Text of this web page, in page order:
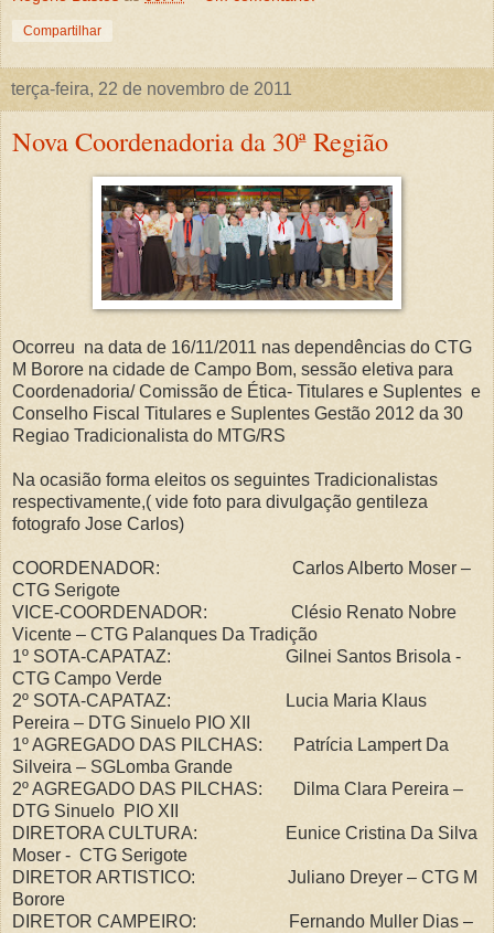
Compartilhar
terça-feira, 22 de novembro de 2011
Nova Coordenadoria da 30ª Região
Ocorreu na data de 16/11/2011 nas dependências do CTG
M Borore na cidade de Campo Bom, sessão eletiva para
Coordenadoria/ Comissão de Ética- Titulares e Suplentes e
Conselho Fiscal Titulares e Suplentes Gestão 2012 da 30
Regiao Tradicionalista do MTG/RS
Na ocasião forma eleitos os seguintes Tradicionalistas
respectivamente,( vide foto para divulgação gentileza
fotografo Jose Carlos)
COORDENADOR: Carlos Alberto Moser –
CTG Serigote
VICE-COORDENADOR: Clésio Renato Nobre
Vicente – CTG Palanques Da Tradição
1º SOTA-CAPATAZ: Gilnei Santos Brisola -
CTG Campo Verde
2º SOTA-CAPATAZ: Lucia Maria Klaus
Pereira – DTG Sinuelo PIO XII
1º AGREGADO DAS PILCHAS: Patrícia Lampert Da
Silveira – SGLomba Grande
2º AGREGADO DAS PILCHAS: Dilma Clara Pereira –
DTG Sinuelo PIO XII
DIRETORA CULTURA: Eunice Cristina Da Silva
Moser - CTG Serigote
DIRETOR ARTISTICO: Juliano Dreyer – CTG M
Borore
DIRETOR CAMPEIRO: Fernando Muller Dias –